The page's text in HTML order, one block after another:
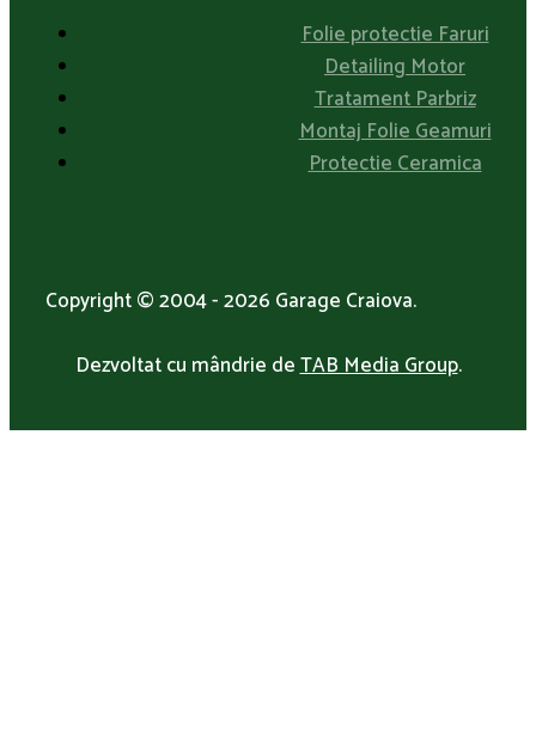
Folie protectie Faruri
Detailing Motor
Tratament Parbriz
Montaj Folie Geamuri
Protectie Ceramica
Copyright © 2004 - 2026 Garage Craiova.
Dezvoltat cu mândrie deTAB Media Group.